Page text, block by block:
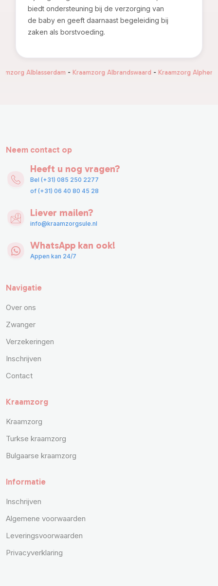
biedt ondersteuning bij de verzorging van
de baby en geeft daarnaast begeleiding bij
zaken als borstvoeding.
Alblasserdam-Kraamzorg Albrandswaard-Kraamzorg Alphen aan
Neem contact op
Heeft u nog vragen?
Bel (+31) 085 250 2277
of (+31) 06 40 80 45 28
Liever mailen?
info@kraamzorgsule.nl
WhatsApp kan ook!
Appen kan 24/7
Navigatie
Over ons
Zwanger
Verzekeringen
Inschrijven
Contact
Kraamzorg
Kraamzorg
Turkse kraamzorg
Bulgaarse kraamzorg
Informatie
Inschrijven
Algemene voorwaarden
Leveringsvoorwaarden
Privacyverklaring